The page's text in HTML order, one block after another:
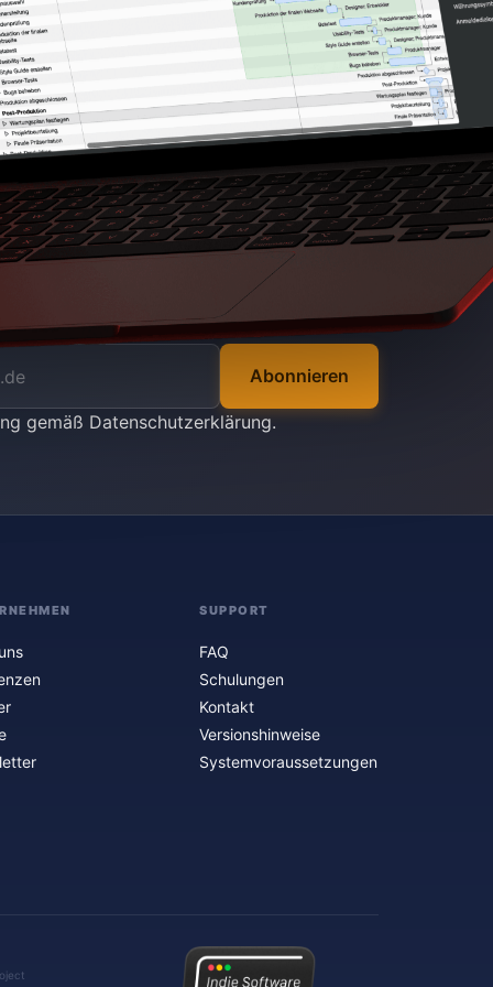
Abonnieren
gemäß Datenschutzerklärung.
SUPPORT
FAQ
Schulungen
Kontakt
Versionshinweise
Systemvoraussetzungen